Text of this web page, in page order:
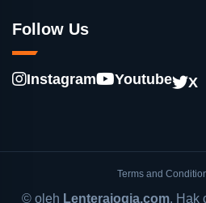
Follow Us
Instagram Youtube X
Terms and
© oleh Lenterajogja.com. Hak